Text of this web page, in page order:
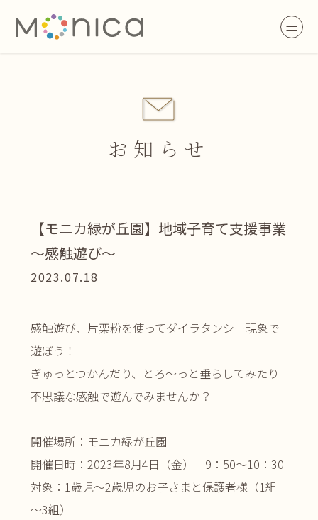
お知らせ
【モニカ緑が丘園】地域子育て支援事業
～感触遊び～
2023.07.18
感触遊び、片栗粉を使ってダイラタンシー現象で
遊ぼう！
ぎゅっとつかんだり、とろ～っと垂らしてみたり
不思議な感触で遊んでみませんか？
開催場所：モニカ緑が丘園
開催日時：2023年8月4日（金） 9：50～10：30
対象：1歳児～2歳児のお子さまと保護者様（1組
～3組）